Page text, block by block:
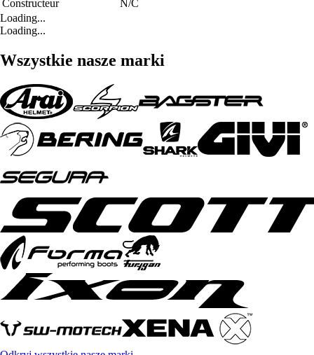
Constructeur
N/C
Loading...
Loading...
Wszystkie nasze marki